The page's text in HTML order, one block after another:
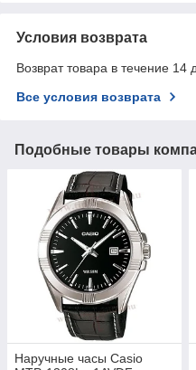
Условия возврата
Возврат товара в течение 14
Все условия возврата
Подобные товары
Наручные часы Casio